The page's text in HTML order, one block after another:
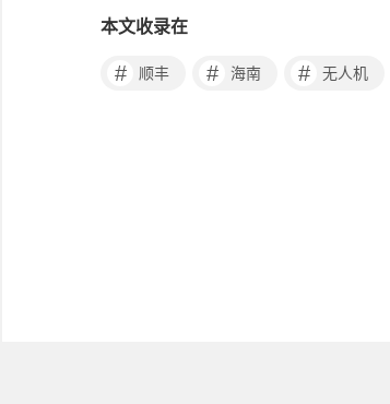
本文收录在
# 顺丰 # 海南 # 无人机